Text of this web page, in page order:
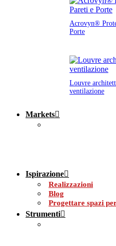
Acrovyn®
Porte
Louvre
ventilazione
Markets
Ispirazione
Realizzazioni
Blog
Progettare spazi
Strumenti